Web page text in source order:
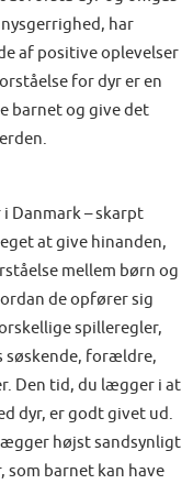
har
af positive oplevelser
for dyr er en
barnet og give det
Danmark – skarpt
at give hinanden,
mellem børn og
de opfører sig
spilleregler,
forældre,
Den tid, du lægger i at
dyr, er godt givet ud.
højst sandsynligt
barnet kan have